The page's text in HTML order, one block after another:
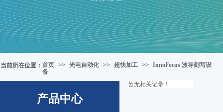
当前所在位置 ： 首页 >> 光电自动化 >> 超快加工 >> InnoFocus 波导刻写设
备
产品中心
暂无相关记录！